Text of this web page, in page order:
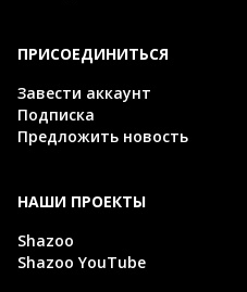
ПРИСОЕДИНИТЬСЯ
Завести аккаунт
Подписка
Предложить новость
НАШИ ПРОЕКТЫ
Shazoo
Shazoo YouTube